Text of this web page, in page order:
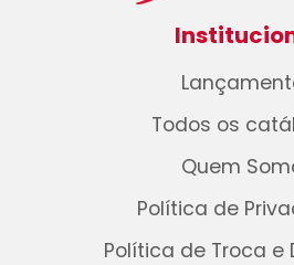
Todos os
Quem
Política de
Política de Troca e